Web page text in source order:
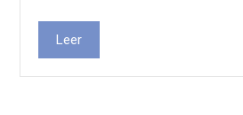
Leer